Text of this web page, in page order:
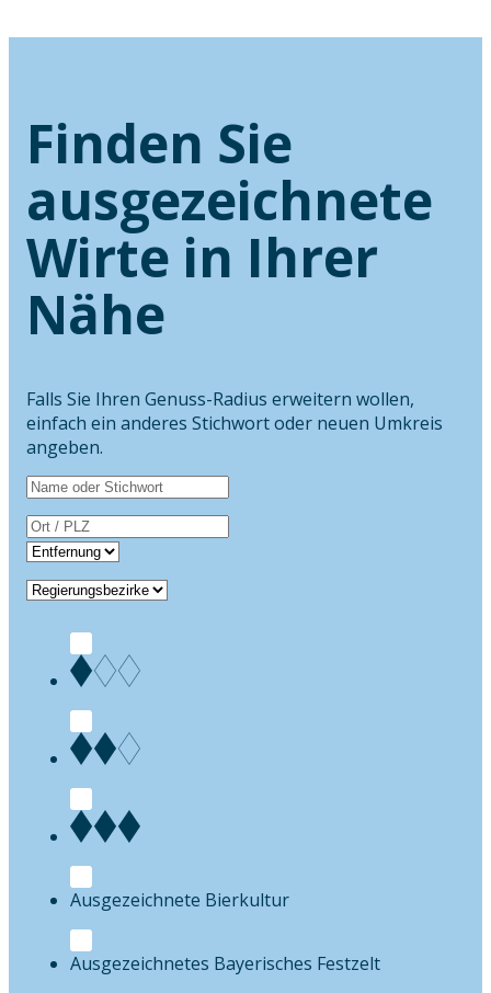
Finden Sie
ausgezeichnete
Wirte in Ihrer
Nähe
Falls Sie Ihren Genuss-Radius erweitern wollen,
einfach ein anderes Stichwort oder neuen Umkreis
angeben.
Bierkultur
Festzelt